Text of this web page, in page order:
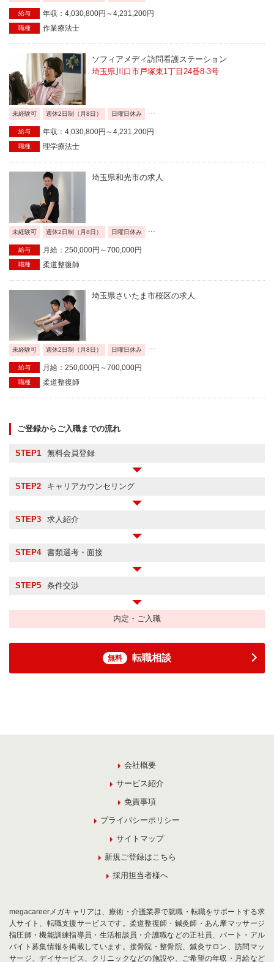
給与 年収：4,030,800円～4,231,200円
職種 作業療法士
ソフィアメディ訪問看護ステーション
埼玉県川口市戸塚東1丁目24番8-3号
未経験可 週休2日制（月8日） 日曜日休み ...
給与 年収：4,030,800円～4,231,200円
職種 理学療法士
埼玉県和光市の求人
未経験可 週休2日制（月8日） 日曜日休み
給与 月給：250,000円～700,000円
職種 柔道整復師
埼玉県さいたま市桜区の求人
未経験可 週休2日制（月8日） 日曜日休み ...
給与 月給：250,000円～700,000円
職種 柔道整復師
ご登録からご入職までの流れ
STEP1 無料会員登録
STEP2 キャリアカウンセリング
STEP3 求人紹介
STEP4 書類選考・面接
STEP5 条件交渉
内定・ご入職
無料 転職相談
会社概要
サービス紹介
免責事項
プライバシーポリシー
サイトマップ
新規ご登録はこちら
採用担当者様へ
megacareerメガキャリアは、療術・介護業界で就職・転職をサポートする求
人サイト、転職支援サービスです。柔道整復師・鍼灸師・あん摩マッサージ
指圧師・機能訓練指導員・生活相談員・介護職などの正社員、パート・アル
バイト募集情報を掲載しています。接骨院・整骨院、鍼灸サロン、訪問マッ
サージ、デイサービス、クリニックなどの施設や、ご希望の年収・月給など